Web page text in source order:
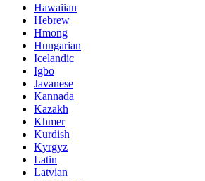
Hawaiian
Hebrew
Hmong
Hungarian
Icelandic
Igbo
Javanese
Kannada
Kazakh
Khmer
Kurdish
Kyrgyz
Latin
Latvian